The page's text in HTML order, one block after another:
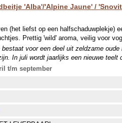
'Alba'/'Alpine Jaune' /
(het liefst op een halfschaduwplekje)
Prettig 'wild' aroma, veilig voor
voor een deel uit zeldzame
In juli wordt jaarlijks een nieuwe teelt
geleverd. In april-mei kunnen we een
t/m september